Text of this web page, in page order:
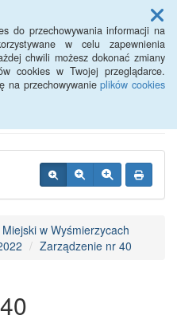
do przechowywania informacji na
w celu zapewnienia
chwili możesz dokonać zmiany
cookies w Twojej przeglądarce.
na przechowywanieplików cookies
Menu
w Wyśmierzycach
Zarządzenie nr 40